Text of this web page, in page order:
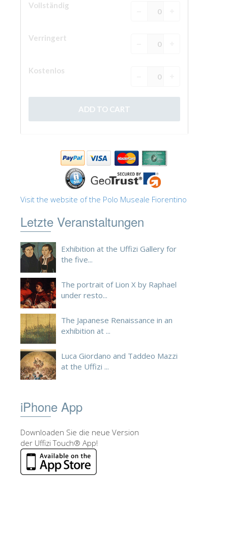
ESPAÑOL
Visit the website of the Polo Museale Fiorentino
Letzte Veranstaltungen
Exhibition at the Uffizi Gallery for
the five...
The portrait of Lion X by Raphael
under resto...
The Japanese Renaissance in an
exhibition at ...
Luca Giordano and Taddeo Mazzi
at the Uffizi ...
iPhone App
Downloaden Sie die neue Version
der Uffizi Touch® App!